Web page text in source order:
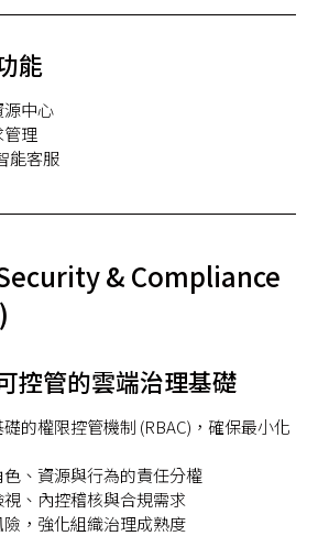
能
中心
管理
能客服
& Compliance
控管的雲端治理基礎
的權限控管機制 (RBAC)，確保最小化
、資源與行為的責任分權
、內控稽核與合規需求
，強化組織治理成熟度